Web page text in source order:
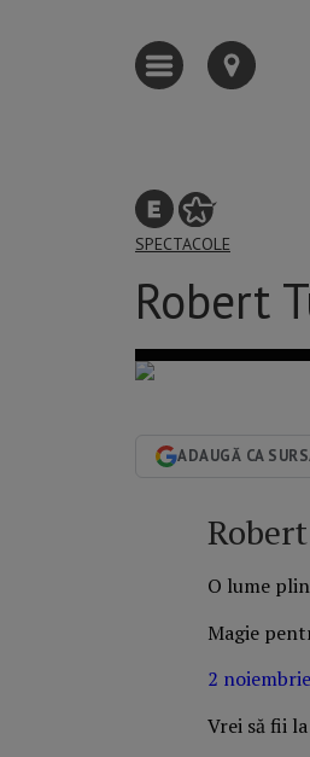
SPECTACOLE
Robert
ADAUGĂ CA
O lume
Magie
2
Vrei să fii